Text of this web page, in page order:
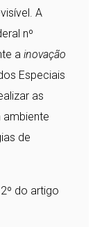
A
nº
ainovação
Especiais
as
ambiente
de
do artigo